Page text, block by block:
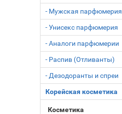
- Мужская парфюмерия
- Унисекс парфюмерия
- Аналоги парфюмерии
- Распив (Отливанты)
- Дезодоранты и спреи
Корейская косметика
Косметика